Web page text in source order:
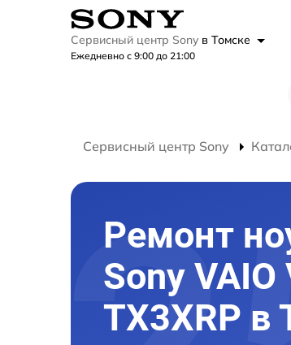
Сервисный центр Sony в Томске
Ежедневно с 9:00 до 21:00
Сервисный центр Sony
Ремонт
Sony VAIO
TX3XRP в